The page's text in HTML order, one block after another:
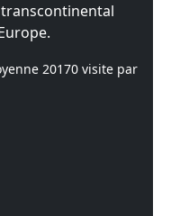
20170 visite par